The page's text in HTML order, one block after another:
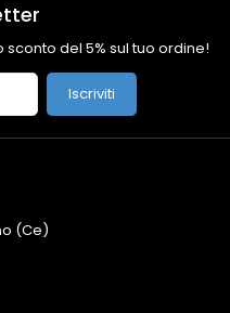
del 5% sul tuo ordine!
Iscriviti
(Ce)